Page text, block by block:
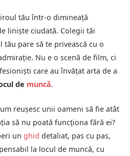
tău într-o dimineață
liniște ciudată. Colegii tăi
pare să te privească cu o
Nu e o scenă de film, ci
care au învățat arta de a
de muncă.
reușesc unii oameni să fie atât
să nu poată funcționa fără ei?
un ghid detaliat, pas cu pas,
la locul de muncă, cu